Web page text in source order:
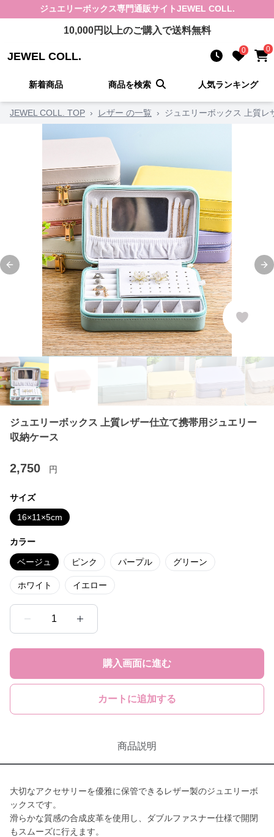
ジュエリーボックス専門通販サイトJEWEL COLL.
10,000円以上のご購入で送料無料
JEWEL COLL. 0 0
新着商品 商品を検索 人気ランキング
JEWEL COLL. TOP › レザー の一覧 › ジュエリーボックス 上質
Previous slide
ジュエリーボックス 上質レザー仕立て携帯用ジュエリー
収納ケース
2,750 円
サイズ
16×11×5cm
カラー
ベージュ ピンク パープル グリーン
ホワイト イエロー
1
購入画面に進む
カートに追加する
商品説明
大切なアクセサリーを優雅に保管できるレザー製のジュエリーボ
ックスです。
滑らかな質感の合成皮革を使用し、ダブルファスナー仕様で開閉
もスムーズに行えます。